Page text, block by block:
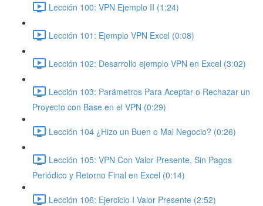
Lección 100: VPN Ejemplo II (1:24)
Lección 101: Ejemplo VPN Excel (0:08)
Lección 102: Desarrollo ejemplo VPN en Excel (3:02)
Lección 103: Parámetros Para Aceptar o Rechazar un
Proyecto con Base en el VPN (0:29)
Lección 104 ¿Hizo un Buen o Mal Negocio? (0:26)
Lección 105: VPN Con Valor Presente, Sin Pagos
Periódico y Retorno Final en Excel (0:14)
Lección 106: Ejercicio I Valor Presente (2:52)